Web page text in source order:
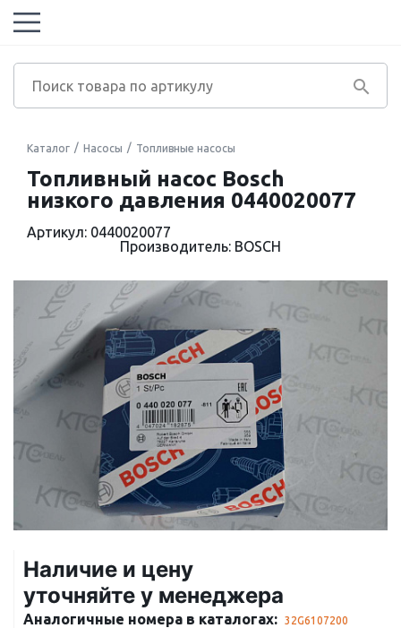
Каталог Насосы Топливные насосы
Топливный насос Bosch
низкого давления 0440020077
Артикул: 0440020077
Производитель: BOSCH
Наличие и цену
уточняйте у менеджера
Аналогичные номера в каталогах: 32G6107200